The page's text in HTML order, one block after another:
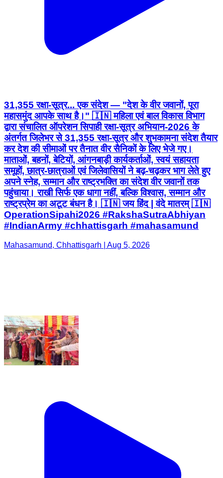
31,355 रक्षा-सूत्र... एक संदेश — "देश के वीर जवानों, पूरा
महासमुंद आपके साथ है।" 🇮🇳 महिला एवं बाल विकास विभाग
द्वारा संचालित ऑपरेशन सिपाही रक्षा-सूत्र अभियान-2026 के
अंतर्गत जिलेभर से 31,355 रक्षा-सूत्र और शुभकामना संदेश तैयार
कर देश की सीमाओं पर तैनात वीर सैनिकों के लिए भेजे गए।
माताओं, बहनों, बेटियों, आंगनबाड़ी कार्यकर्ताओं, स्वयं सहायता
समूहों, छात्र-छात्राओं एवं जिलेवासियों ने बढ़-चढ़कर भाग लेते हुए
अपने स्नेह, सम्मान और राष्ट्रभक्ति का संदेश वीर जवानों तक
पहुंचाया। राखी सिर्फ एक धागा नहीं, बल्कि विश्वास, सम्मान और
राष्ट्रप्रेम का अटूट बंधन है। 🇮🇳 जय हिंद | वंदे मातरम् 🇮🇳
OperationSipahi2026 #RakshaSutraAbhiyan
#IndianArmy #chhattisgarh #mahasamund
Mahasamund, Chhattisgarh | Aug 5, 2026